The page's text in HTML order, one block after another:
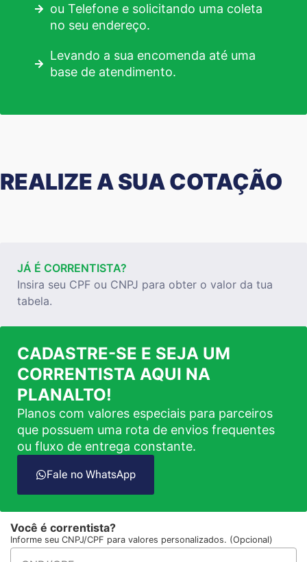
ou Telefone e solicitando uma coleta
no seu endereço.
Levando a sua encomenda até uma
base de atendimento.
REALIZE A SUA COTAÇÃO
JÁ É CORRENTISTA?
Insira seu CPF ou CNPJ para obter o valor da tua
tabela.
CADASTRE-SE E SEJA UM
CORRENTISTA AQUI NA
PLANALTO!
Planos com valores especiais para parceiros
que possuem uma rota de envios frequentes
ou fluxo de entrega constante.
Fale no WhatsApp
Você é correntista?
Informe seu CNPJ/CPF para valores personalizados. (Opcional)